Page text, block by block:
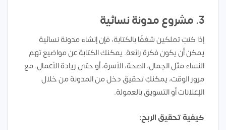
3. مشروع مدونة نسائية
إذا كنتِ تملكين شغفًا بالكتابة، فإن إنشاء مدونة نسائية
يمكن أن يكون فكرة رائعة. يمكنك الكتابة عن مواضيع تهم
النساء مثل الجمال، الصحة، الأسرة، أو حتى ريادة الأعمال. مع
مرور الوقت، يمكنكِ تحقيق دخل من المدونة من خلال
الإعلانات أو التسويق بالعمولة.
كيفية تحقيق الربح: